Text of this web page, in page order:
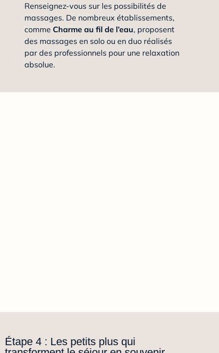
Renseignez-vous sur les possibilités de
massages. De nombreux établissements,
comme Charme au fil de l’eau, proposent
des massages en solo ou en duo réalisés
par des professionnels pour une relaxation
absolue.
Étape 4 : Les petits plus qui